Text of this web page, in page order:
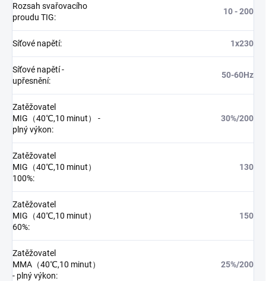
Rozsah svařovacího
proudu TIG:
10 - 200
Síťové napětí: 1x230
Síťové napětí -
upřesnění:
50-60Hz
Zatěžovatel
MIG（40℃,10 minut） -
plný výkon:
30%/200
Zatěžovatel
MIG（40℃,10 minut）
100%:
130
Zatěžovatel
MIG（40℃,10 minut）
60%:
150
Zatěžovatel
MMA（40℃,10 minut）
- plný výkon:
25%/200